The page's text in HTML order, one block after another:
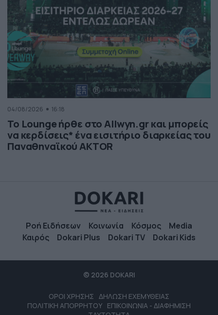
04/08/2026 16:18
Το Lounge ήρθε στο Allwyn.gr και μπορείς
να κερδίσεις* ένα εισιτήριο διαρκείας του
Παναθηναϊκού AKTOR
Ροή Ειδήσεων Κοινωνία Κόσμος
Media
Καιρός
Dokari Plus Dokari TV Dokari Kids
© 2026 DOKARI
ΟΡΟΙ ΧΡΗΣΗΣ ΔΗΛΩΣΗ ΕΧΕΜΥΘΕΙΑΣ
ΠΟΛΙΤΙΚΗ ΑΠΟΡΡΗΤΟΥ ΕΠΙΚΟΙΝΩΝΙΑ - ΔΙΑΦΗΜΙΣΗ